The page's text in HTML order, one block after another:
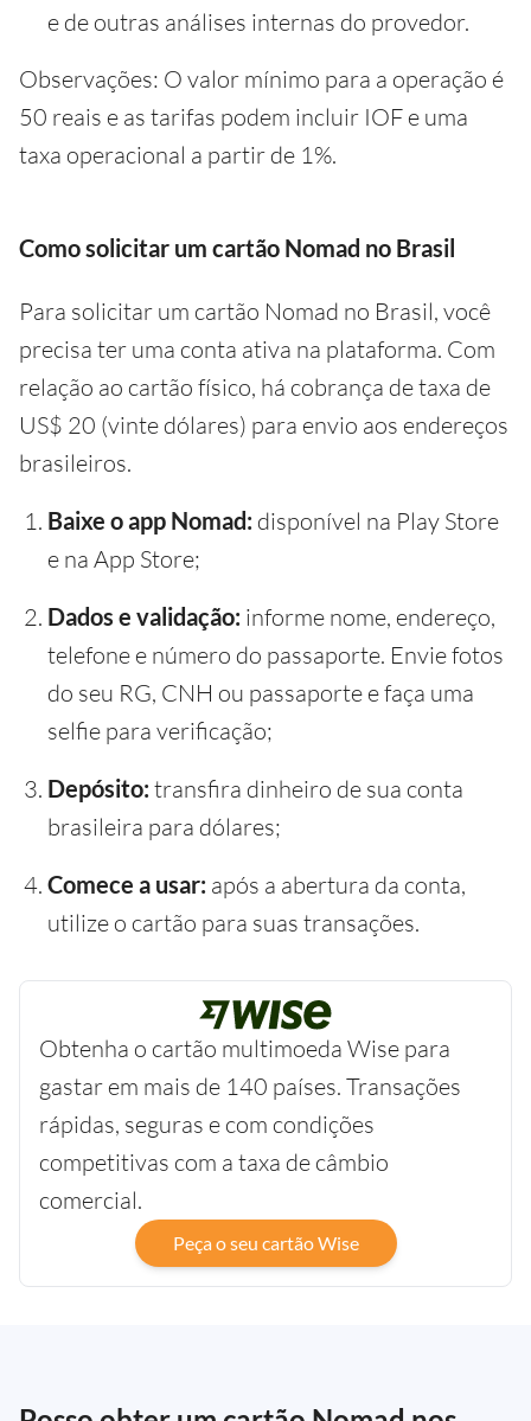
e de outras análises internas do provedor.
Observações: O valor mínimo para a operação é
50 reais e as tarifas podem incluir IOF e uma
taxa operacional a partir de 1%.
Como solicitar um cartão Nomad no Brasil
Para solicitar um cartão Nomad no Brasil, você
precisa ter uma conta ativa na plataforma. Com
relação ao cartão físico, há cobrança de taxa de
US$ 20 (vinte dólares) para envio aos endereços
brasileiros.
Baixe o app Nomad: disponível na Play Store
e na App Store;
Dados e validação: informe nome, endereço,
telefone e número do passaporte. Envie fotos
do seu RG, CNH ou passaporte e faça uma
selfie para verificação;
Depósito: transfira dinheiro de sua conta
brasileira para dólares;
Comece a usar: após a abertura da conta,
utilize o cartão para suas transações.
Obtenha o cartão multimoeda Wise para
gastar em mais de 140 países. Transações
rápidas, seguras e com condições
competitivas com a taxa de câmbio
comercial.
Peça o seu cartão Wise